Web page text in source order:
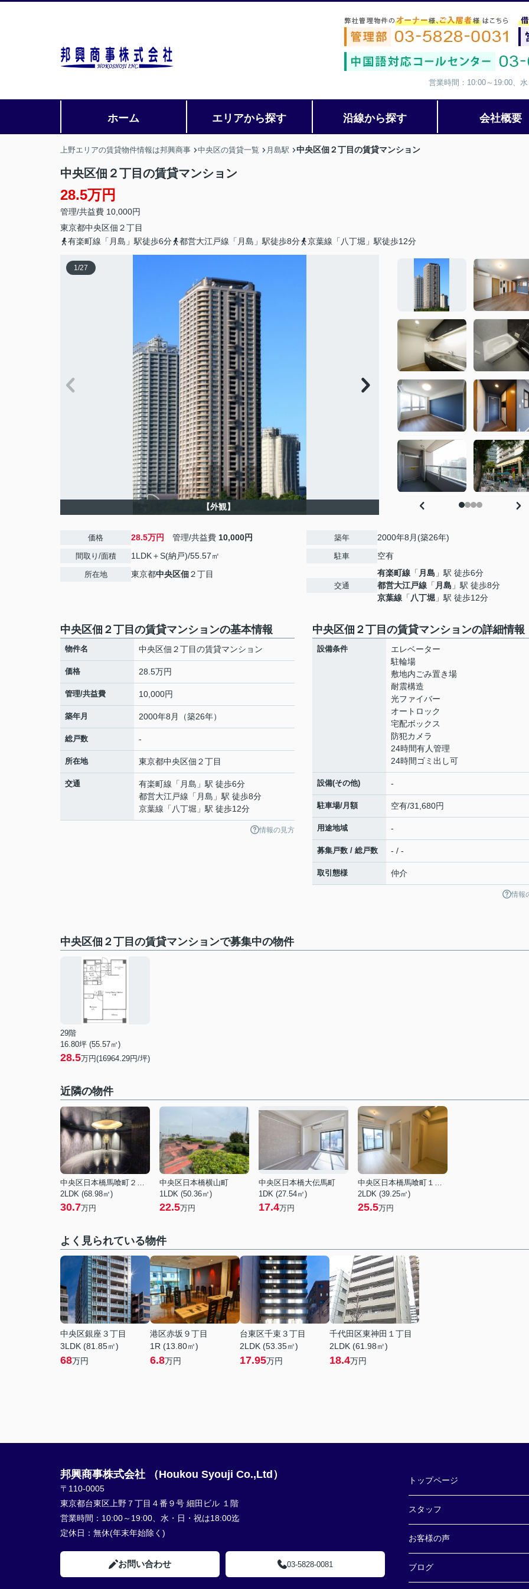
営業時間：10:00～19:00、
ホーム エリアから探す 沿線から探す 会社概要
上野エリアの賃貸物件情報は邦興商事 中央区の賃貸一覧 月島駅 中央区佃２丁目の賃貸マンション
中央区佃２丁目の賃貸マンション
28.5万円
管理/共益費 10,000円
東京都中央区佃 ２丁目
有楽町線「月島」駅徒歩6分
都営大江戸線「月島」駅徒歩8分 京葉線「八丁堀」駅徒歩12分
1/27
【外観】
価格 28.5万円 管理/共益費 10,000円
間取り/面積 1LDK＋S(納戸)/55.57㎡
所在地 東京都中央区佃２丁目
築年 2000年8月(築26年)
駐車 空有
交通
有楽町線 「 月島 」駅 徒歩6分
都営大江戸線 「 月島 」駅 徒歩8分
京葉線 「 八丁堀 」駅 徒歩12分
中央区佃２丁目の賃貸マンションの基本情報
物件名 中央区佃２丁目の賃貸マンション
価格 28.5万円
管理/共益費 10,000円
築年月 2000年8月（築26年）
総戸数 -
所在地 東京都中央区佃 ２丁目
交通 有楽町線 「 月島 」駅 徒歩6分
都営大江戸線 「 月島 」駅 徒歩8分
京葉線 「 八丁堀 」駅 徒歩12分
情報の見方
中央区佃２丁目の賃貸マンションの詳細情報
設備条件
エレベーター
駐輪場
敷地内ごみ置き場
耐震構造
光ファイバー
オートロック
宅配ボックス
防犯カメラ
24時間有人管理
24時間ゴミ出し可
設備(その他) -
駐車場/月額 空有/31,680円
用途地域 -
募集戸数 / 総戸数 - / -
取引態様 仲介
情報
中央区佃２丁目の賃貸マンションで募集中の物件
29階
16.80坪 (55.57㎡)
28.5万円(16964.29円/坪)
近隣の物件
中央区日本橋馬喰町２丁目
2LDK (68.98㎡)
30.7万円
中央区日本橋横山町
1LDK (50.36㎡)
22.5万円
中央区日本橋大伝馬町
1DK (27.54㎡)
17.4万円
中央区日本橋馬喰町１丁目
2LDK (39.25㎡)
25.5万円
よく見られている物件
中央区銀座３丁目
3LDK (81.85㎡)
68万円
港区赤坂９丁目
1R (13.80㎡)
6.8万円
台東区千束３丁目
2LDK (53.35㎡)
17.95万円
千代田区東神田１丁目
2LDK (61.98㎡)
18.4万円
邦興商事株式会社 （Houkou Syouji Co.,Ltd）
〒110-0005
東京都台東区上野７丁目４番９号 細田ビル １階
営業時間： 10:00～19:00、水・日・祝は18:00迄
定休日： 無休(年末年始除く)
お問い合わせ 03-5828-0081
トップページ
スタッフ
お客様の声
ブログ